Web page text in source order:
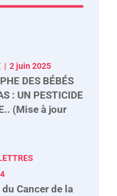
2 juin 2025
DES BÉBÉS
: UN PESTICIDE
(Mise à jour
Cancer de la